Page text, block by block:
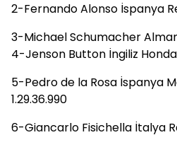
2-Fernando Alonso İspanya
3-Michael Schumacher
4-Jenson Button İngiliz Honda
5-Pedro de la Rosa İspanya
1.29.36.990
6-Giancarlo Fisichella İtalya